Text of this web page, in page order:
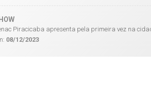
Piracicaba apresenta pela primeira vez na
08/12/2023